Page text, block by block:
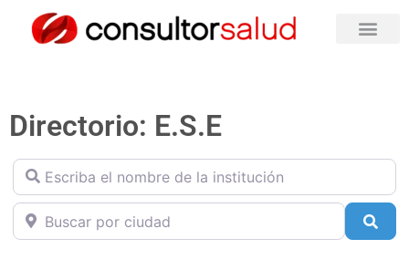
Directorio: E.S.E
Escriba el nombre de la institución
Buscar por ciudad